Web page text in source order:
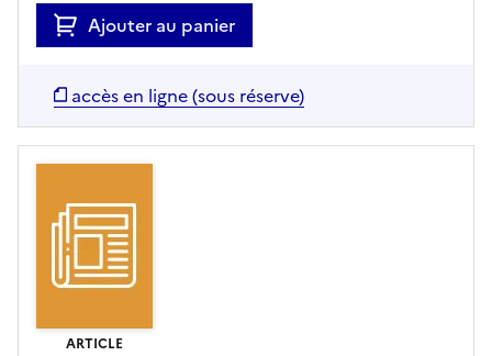
Ajouter au panier
accès en ligne (sous réserve)
ARTICLE